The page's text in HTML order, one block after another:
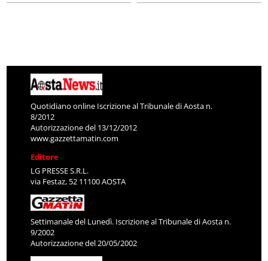
Quotidiano online Iscrizione al Tribunale di Aosta n.
8/2012
Autorizzazione del 13/12/2012
www.gazzettamatin.com
Editore
LG PRESSE S.R.L.
via Festaz, 52 11100 AOSTA
Settimanale del Lunedì. Iscrizione al Tribunale di Aosta n.
9/2002
Autorizzazione del 20/05/2002